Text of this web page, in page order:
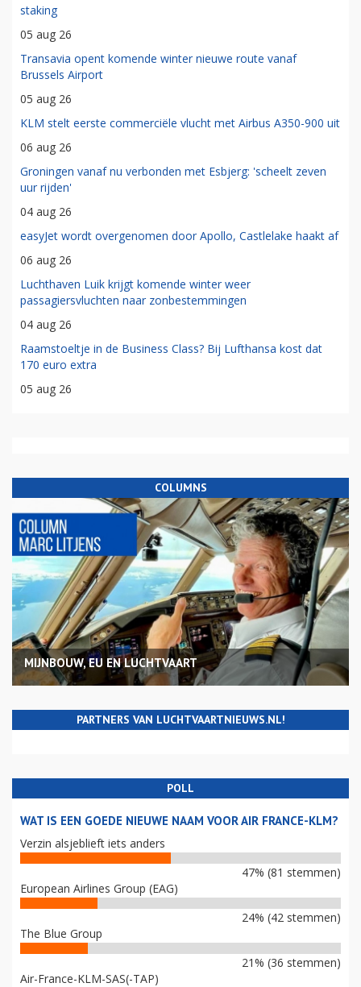
staking
05 aug 26
Transavia opent komende winter nieuwe route vanaf
Brussels Airport
05 aug 26
KLM stelt eerste commerciële vlucht met Airbus A350-900 uit
06 aug 26
Groningen vanaf nu verbonden met Esbjerg: 'scheelt zeven
uur rijden'
04 aug 26
easyJet wordt overgenomen door Apollo, Castlelake haakt af
06 aug 26
Luchthaven Luik krijgt komende winter weer
passagiersvluchten naar zonbestemmingen
04 aug 26
Raamstoeltje in de Business Class? Bij Lufthansa kost dat
170 euro extra
05 aug 26
COLUMNS
MIJNBOUW, EU EN LUCHTVAART
PARTNERS VAN LUCHTVAARTNIEUWS.NL!
POLL
WAT IS EEN GOEDE NIEUWE NAAM VOOR AIR FRANCE-KLM?
Verzin alsjeblieft iets anders
47% (81 stemmen)
European Airlines Group (EAG)
24% (42 stemmen)
The Blue Group
21% (36 stemmen)
Air-France-KLM-SAS(-TAP)